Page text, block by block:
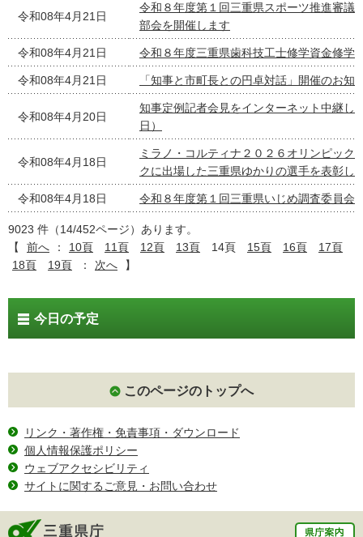
令和08年4月21日
令和８年度第１回三重県スポーツ推進審議
部会を開催します
令和08年4月21日 令和８年度三重県歯科技工士修学資金修学
令和08年4月21日 「知事と市町長との円卓対話」開催のお知
令和08年4月20日
知事定例記者会見をインターネット中継し
日）
令和08年4月18日
ミラノ・コルティナ２０２６オリンピック
クに出場した三重県ゆかりの選手を表彰し
令和08年4月18日 令和８年度第１回三重県いじめ調査委員会
9023 件（14/452ページ）あります。
【
前へ ： 10頁 11頁 12頁 13頁 14頁 15頁 16頁
17頁
18頁
19頁 ： 次へ 】
今日の予定
このページのトップへ
リンク・著作権・免責事項・ダウンロード
個人情報保護ポリシー
ウェブアクセシビリティ
サイトに関するご意見・お問い合わせ